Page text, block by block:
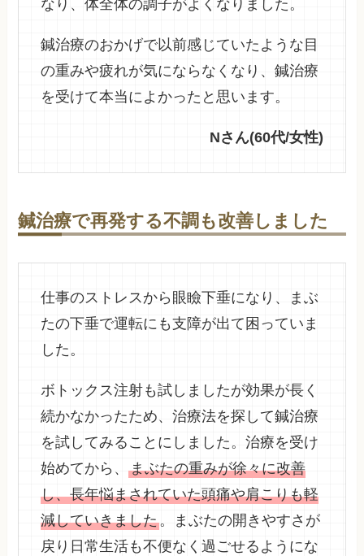
なり、体全体の調子がよくなりました。
鍼治療のおかげで以前感じていたような目
の重みや疲れが気にならなくなり、鍼治療
を受けて本当によかったと思います。
Nさん(60代/女性)
鍼治療で再発する不調も改善しました
仕事のストレスから眼瞼下垂になり、まぶ
たの下垂で運転にも支障が出て困っていま
した。
ボトックス注射も試しましたが効果が長く
続かなかったため、治療法を探して鍼治療
を試してみることにしました。治療を受け
始めてから、まぶたの重みが徐々に改善
し、長年悩まされていた頭痛や肩こりも軽
減していきました。まぶたの開きやすさが
戻り日常生活も不便なく過ごせるようにな